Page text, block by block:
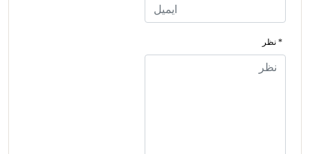
* نظر